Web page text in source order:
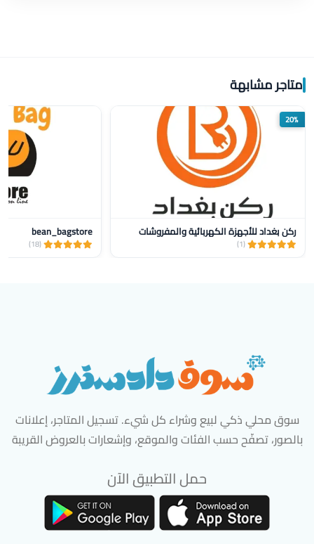
متاجر مشابهة
20%
ركن بغداد للأجهزة الكهربائية والمفروشات
(1)
bean_bagstore
(18)
سوق محلي ذكي لبيع وشراء كل شيء. تسجيل المتاجر، إعلانات
بالصور، تصفّح حسب الفئات والموقع، وإشعارات بالعروض القريبة
حمل التطبيق الآن